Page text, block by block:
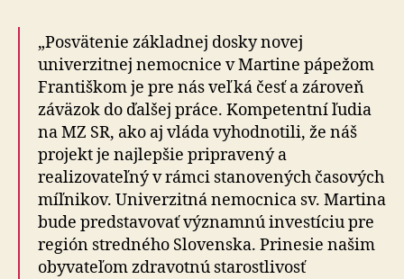
„Posvätenie základnej dosky novej
univerzitnej nemocnice v Martine pápežom
Františkom je pre nás veľká česť a zároveň
záväzok do ďalšej práce. Kompetentní ľudia
na MZ SR, ako aj vláda vyhodnotili, že náš
projekt je najlepšie pripravený a
realizovateľný v rámci stanovených časových
míľnikov. Univerzitná nemocnica sv. Martina
bude predstavovať významnú investíciu pre
región stredného Slovenska. Prinesie našim
obyvateľom zdravotnú starostlivosť